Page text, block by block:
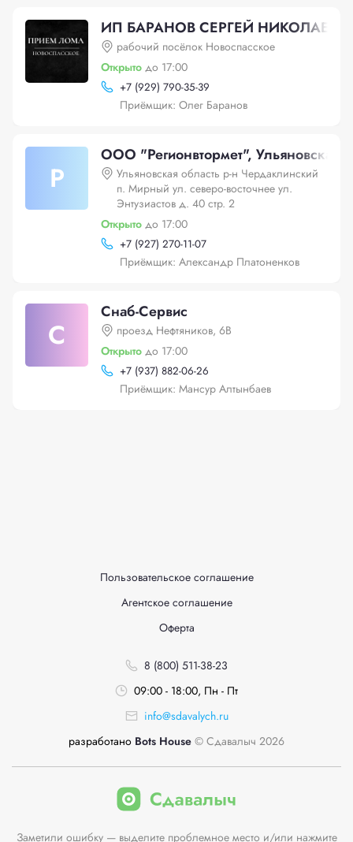
ИП БАРАНОВ СЕРГЕЙ
рабочий посёлок Новоспасское
Открыто до 17:00
+7 (929) 790-35-39
Приёмщик: Олег Баранов
Р
ООО "Регионвтормет", Ульяновская
Ульяновская область р-н Чердаклинский
п. Мирный ул. северо-восточнее ул.
Энтузиастов д. 40 стр. 2
Открыто до 17:00
+7 (927) 270-11-07
Приёмщик: Александр Платоненков
С
Снаб-Сервис
проезд Нефтяников, 6В
Открыто до 17:00
+7 (937) 882-06-26
Приёмщик: Мансур Алтынбаев
Пользовательское соглашение
Агентское соглашение
Оферта
8 (800) 511-38-23
09:00 - 18:00, Пн - Пт
info@sdavalych.ru
разработано Bots House © Сдавалыч 2026
Заметили ошибку — выделите проблемное место и/или нажмите